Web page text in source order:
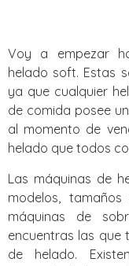
Voy a empezar
helado soft. Estas
ya que cualquier
de comida posee
al momento de
helado que todos
Las máquinas de
modelos,
máquinas de
encuentras las que
de helado.